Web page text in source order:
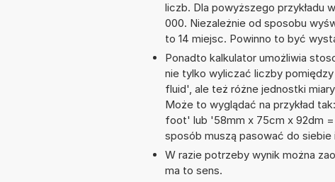
liczb. Dla powyższego przykładu
000. Niezależnie od sposobu
to 14 miejsc. Powinno to być
Ponadto kalkulator umożliwia
nie tylko wyliczać liczby pomiędzy
fluid', ale też różne jednostki
Może to wyglądać na przykład
foot' lub '58mm x 75cm x 92dm
sposób muszą pasować do
W razie potrzeby wynik można
ma to sens.